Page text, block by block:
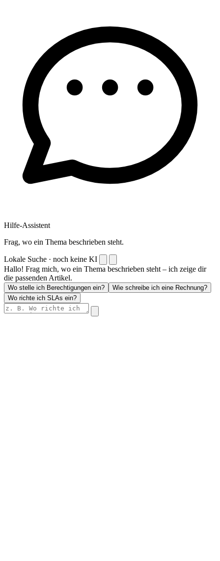
Hilfe-Assistent
Frag, wo ein Thema beschrieben steht.
Lokale Suche · noch keine KI
Hallo! Frag mich, wo ein Thema beschrieben steht – ich zeige dir
die passenden Artikel.
Wo stelle ich Berechtigungen ein?
Wie schreibe ich eine Rechnung?
Wo richte ich SLAs ein?